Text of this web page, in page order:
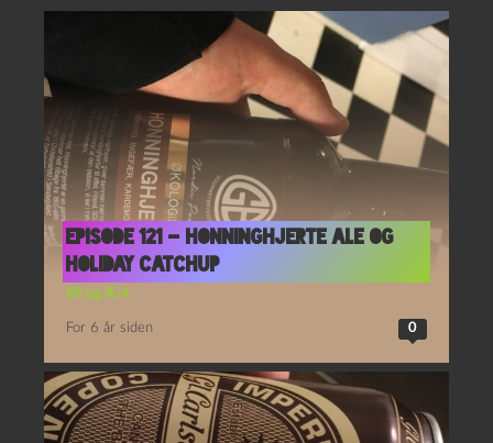
Episode 121 – Honninghjerte Ale og
Holiday Catchup
Øl og Ævl
For 6 år siden 0